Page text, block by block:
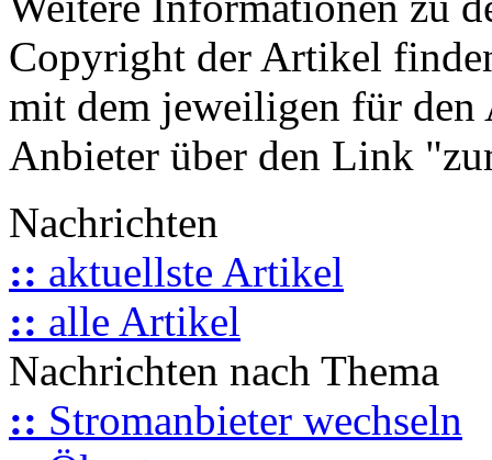
Copyright der Artikel
mit dem jeweiligen für
Anbieter über den Link
Nachrichten
:: aktuellste Artikel
:: alle Artikel
Nachrichten nach Thema
:: Stromanbieter wechseln